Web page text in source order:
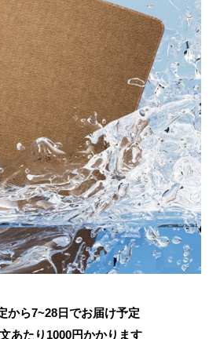
から7~28日でお届け予定
あたり 1000円かかります